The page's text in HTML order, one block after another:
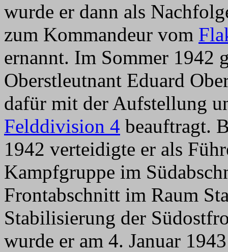
wurde er dann als
zum Kommandeur vom
ernannt. Im Sommer 1942
Oberstleutnant Eduard
dafür mit der Aufstellung
Felddivision 4 beauftragt.
1942 verteidigte er als
Kampfgruppe im
Frontabschnitt im Raum
Stabilisierung der
wurde er am 4. Januar